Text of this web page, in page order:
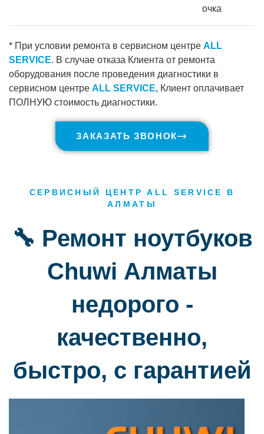
очка
* При условии ремонта в сервисном центре ALL
SERVICE. В случае отказа Клиента от ремонта
оборудования после проведения диагностики в
сервисном центре ALL SERVICE, Клиент оплачивает
ПОЛНУЮ стоимость диагностики.
ЗАКАЗАТЬ ЗВОНОК
СЕРВИСНЫЙ ЦЕНТР ALL SERVICE В
АЛМАТЫ
🔧 Ремонт ноутбуков
Chuwi Алматы
недорого -
качественно,
быстро, с гарантией